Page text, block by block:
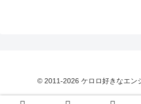
© 2011-2026 ケロロ好きなエン